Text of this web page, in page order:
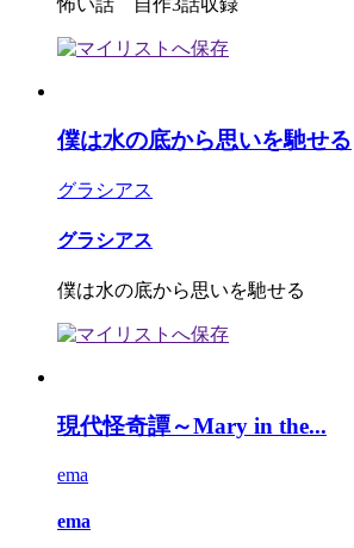
怖い話 自作3話収録
僕は水の底から思いを馳せる
グラシアス
グラシアス
僕は水の底から思いを馳せる
現代怪奇譚～Mary in the...
ema
ema